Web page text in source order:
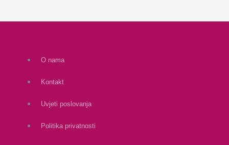
O nama
Kontakt
Uvjeti poslovanja
Politika privatnosti